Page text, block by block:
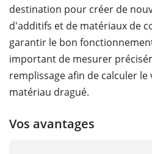
destination pour créer de
d'additifs et de matériaux de
garantir le bon
important de mesurer
remplissage afin de calculer le
matériau dragué.
Vos avantages